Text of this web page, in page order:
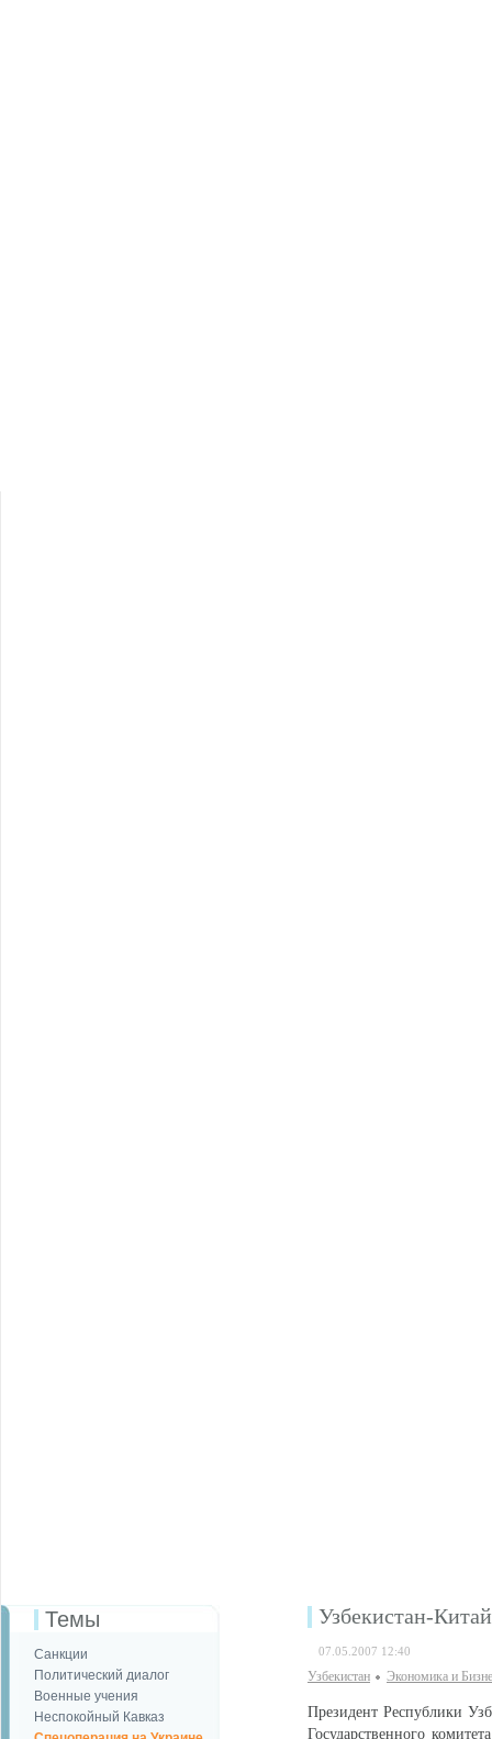
Темы
Санкции
Политический диалог
Военные учения
Неспокойный Кавказ
Узбекистан-
07.05.2007 12:40
Узбекистан Экономика и
Президент Республики
Государственного